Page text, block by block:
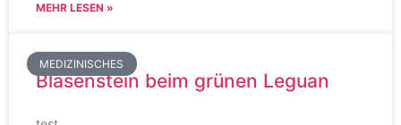
MEHR LESEN »
MEDIZINISCHES
Blasenstein beim grünen Leguan